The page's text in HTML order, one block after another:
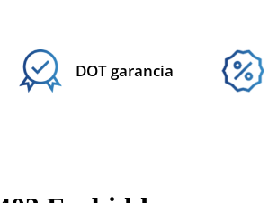
DOT garancia